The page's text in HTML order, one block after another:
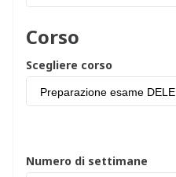
Corso
Scegliere corso
Preparazione esame DELE
Numero di settimane